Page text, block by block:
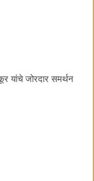
यांचे जोरदार समर्थन